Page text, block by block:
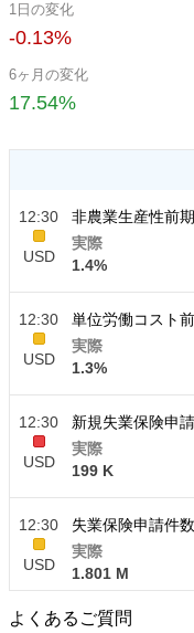
1日の変化
-0.13%
6ヶ月の変化
17.54%
12:30
USD
非農業生産性前
実際
1.4%
12:30
USD
単位労働コスト
実際
1.3%
12:30
USD
新規失業保険申
実際
199 K
12:30
USD
失業保険申請件数
実際
1.801 M
よくあるご質問